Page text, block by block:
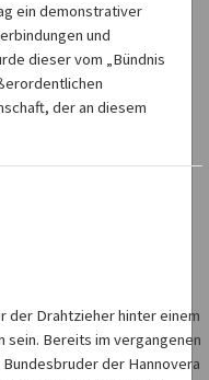
ein demonstrativer
und
dieser vom „Bündnis
der an diesem
der Drahtzieher hinter einem
Bereits im vergangenen
der Hannovera